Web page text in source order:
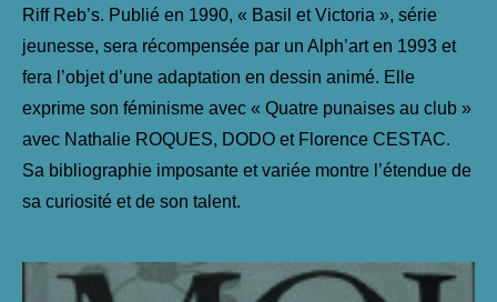
Riff Reb’s. Publié en 1990, « Basil et Victoria », série
jeunesse, sera récompensée par un Alph’art en 1993 et
fera l’objet d’une adaptation en dessin animé. Elle
exprime son féminisme avec « Quatre punaises au club »
avec Nathalie ROQUES, DODO et Florence CESTAC.
Sa bibliographie imposante et variée montre l’étendue de
sa curiosité et de son talent.